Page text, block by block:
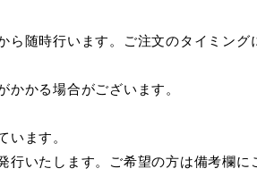
ら随時行います。ご注文のタイミン
かる場合がございます。
ます。
いたします。ご希望の方は備考欄に